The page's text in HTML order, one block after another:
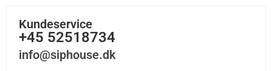
Kundeservice
+45 52518734
info@siphouse.dk